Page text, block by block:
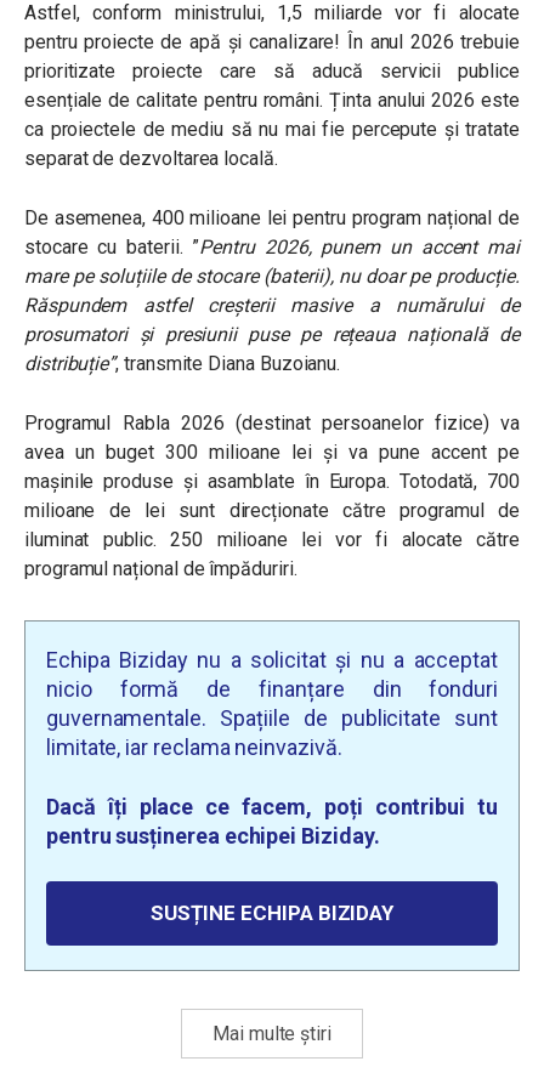
Astfel, conform ministrului, 1,5 miliarde vor fi alocate
pentru proiecte de apă și canalizare! În anul 2026 trebuie
prioritizate proiecte care să aducă servicii publice
esențiale de calitate pentru români. Ținta anului 2026 este
ca proiectele de mediu să nu mai fie percepute și tratate
separat de dezvoltarea locală.
De asemenea, 400 milioane lei pentru program național de
stocare cu baterii. ”Pentru 2026, punem un accent mai
mare pe soluțiile de stocare (baterii), nu doar pe producție.
Răspundem astfel creșterii masive a numărului de
prosumatori și presiunii puse pe rețeaua națională de
distribuție”, transmite Diana Buzoianu.
Programul Rabla 2026 (destinat persoanelor fizice) va
avea un buget 300 milioane lei și va pune accent pe
mașinile produse și asamblate în Europa. Totodată, 700
milioane de lei sunt direcționate către programul de
iluminat public. 250 milioane lei vor fi alocate către
programul național de împăduriri.
Echipa Biziday nu a solicitat și nu a acceptat
nicio formă de finanțare din fonduri
guvernamentale. Spațiile de publicitate sunt
limitate, iar reclama neinvazivă.
Dacă îți place ce facem, poți contribui tu
pentru susținerea echipei Biziday.
SUSȚINE ECHIPA BIZIDAY
Mai multe știri